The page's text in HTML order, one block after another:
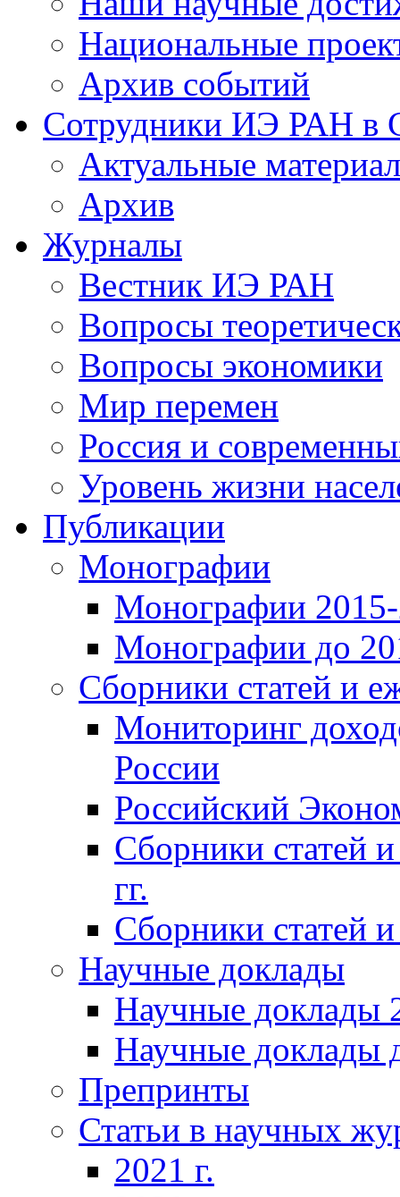
Национальные
Архив событий
Сотрудники ИЭ РАН
Актуальные
Архив
Журналы
Вестник ИЭ РАН
Вопросы
Вопросы экономики
Мир перемен
Россия и
Уровень жизни
Публикации
Монографии
Монографии 2015-
Монографии до
Сборники статей и
Мониторинг
России
Российский
Сборники статей
гг.
Сборники статей
Научные доклады
Научные доклады
Научные доклады
Препринты
Статьи в научных
2021 г.